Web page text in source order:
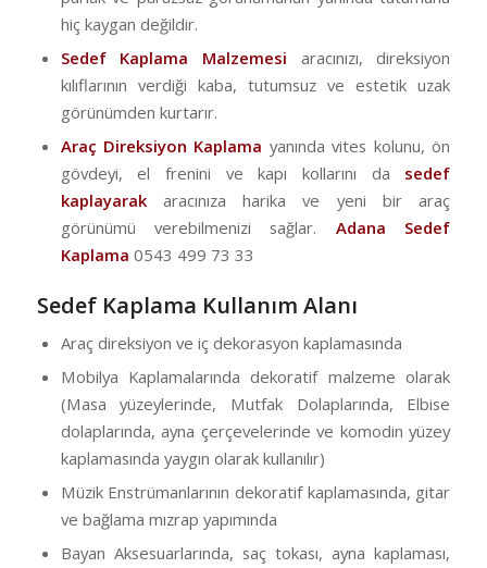
hiç kaygan değildir.
Sedef Kaplama Malzemesi aracınızı, direksiyon
kılıflarının verdiği kaba, tutumsuz ve estetik uzak
görünümden kurtarır.
Araç Direksiyon Kaplama yanında vites kolunu, ön
gövdeyi, el frenini ve kapı kollarını da sedef
kaplayarakaracınıza harika ve yeni bir araç
görünümü verebilmenizi sağlar. Adana Sedef
Kaplama 0543 499 73 33
Sedef Kaplama Kullanım Alanı
Araç direksiyon ve iç dekorasyon kaplamasında
Mobilya Kaplamalarında dekoratif malzeme olarak
(Masa yüzeylerinde, Mutfak Dolaplarında, Elbise
dolaplarında, ayna çerçevelerinde ve komodin yüzey
kaplamasında yaygın olarak kullanılır)
Müzik Enstrümanlarının dekoratif kaplamasında, gitar
ve bağlama mızrap yapımında
Bayan Aksesuarlarında, saç tokası, ayna kaplaması,